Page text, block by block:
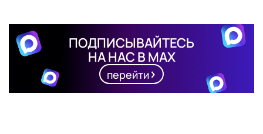
ПОДПИСЫВАЙТЕСЬ
НА НАС В MAX
перейти